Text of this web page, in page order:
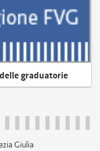
graduatorie
Giulia